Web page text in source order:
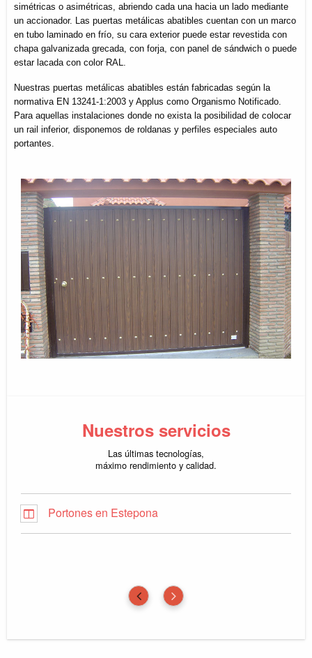
simétricas o asimétricas, abriendo cada una hacia un lado mediante
un accionador. Las puertas metálicas abatibles cuentan con un marco
en tubo laminado en frío, su cara exterior puede estar revestida con
chapa galvanizada grecada, con forja, con panel de sándwich o puede
estar lacada con color RAL.
Nuestras puertas metálicas abatibles están fabricadas según la
normativa EN 13241-1:2003 y Applus como Organismo Notificado.
Para aquellas instalaciones donde no exista la posibilidad de colocar
un rail inferior, disponemos de roldanas y perfiles especiales auto
portantes.
Nuestros servicios
Las últimas tecnologías,
máximo rendimiento y calidad.
Portones en Estepona